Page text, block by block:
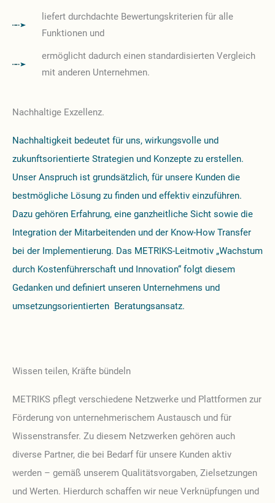
liefert durchdachte Bewertungskriterien für alle
Funktionen und
ermöglicht dadurch einen standardisierten Vergleich
mit anderen Unternehmen.
Nachhaltige Exzellenz.
Nachhaltigkeit bedeutet für uns, wirkungsvolle und
zukunftsorientierte Strategien und Konzepte zu erstellen.
Unser Anspruch ist grundsätzlich, für unsere Kunden die
bestmögliche Lösung zu finden und effektiv einzuführen.
Dazu gehören Erfahrung, eine ganzheitliche Sicht sowie die
Integration der Mitarbeitenden und der Know-How Transfer
bei der Implementierung. Das METRIKS-Leitmotiv „Wachstum
durch Kostenführerschaft und Innovation“ folgt diesem
Gedanken und definiert unseren Unternehmens und
umsetzungsorientierten Beratungsansatz.
Wissen teilen, Kräfte bündeln
METRIKS pflegt verschiedene Netzwerke und Plattformen zur
Förderung von unternehmerischem Austausch und für
Wissenstransfer. Zu diesem Netzwerken gehören auch
diverse Partner, die bei Bedarf für unsere Kunden aktiv
werden – gemäß unserem Qualitätsvorgaben, Zielsetzungen
und Werten. Hierdurch schaffen wir neue Verknüpfungen und